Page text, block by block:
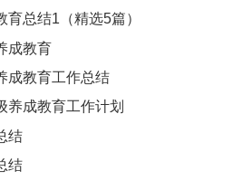
育总结1（精选5篇）
成教育
成教育工作总结
养成教育工作计划
结
结